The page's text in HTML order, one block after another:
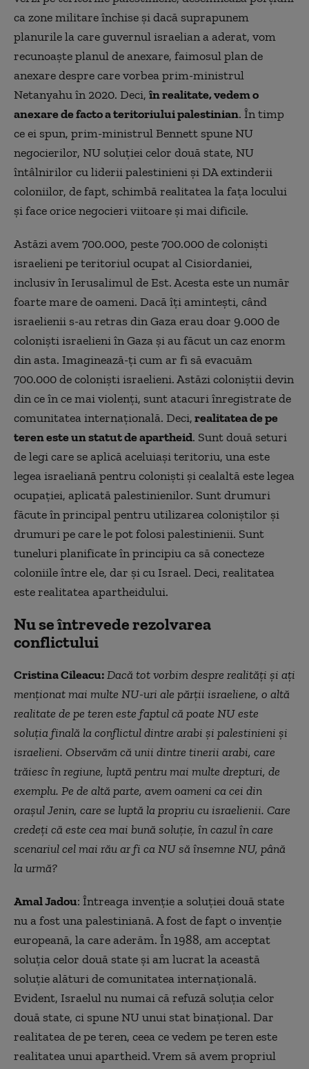
ca zone militare închise şi dacă suprapunem
planurile la care guvernul israelian a aderat, vom
recunoaşte planul de anexare, faimosul plan de
anexare despre care vorbea prim-ministrul
Netanyahu în 2020. Deci,în realitate, vedem o
anexare de facto a teritoriului palestinian. În timp
ce ei spun, prim-ministrul Bennett spune NU
negocierilor, NU soluției celor două state, NU
întâlnirilor cu liderii palestinieni și DA extinderii
coloniilor, de fapt, schimbă realitatea la fața locului
şi face orice negocieri viitoare și mai dificile.
Astăzi avem 700.000, peste 700.000 de coloniști
israelieni pe teritoriul ocupat al Cisiordaniei,
inclusiv în Ierusalimul de Est. Acesta este un număr
foarte mare de oameni. Dacă îţi aminteşti, când
israelienii s-au retras din Gaza erau doar 9.000 de
coloniști israelieni în Gaza și au făcut un caz enorm
din asta. Imaginează-ţi cum ar fi să evacuăm
700.000 de coloniști israelieni. Astăzi coloniştii devin
din ce în ce mai violenţi, sunt atacuri înregistrate de
comunitatea internațională. Deci,realitatea de pe
teren este un statut de apartheid. Sunt două seturi
de legi care se aplică aceluiaşi teritoriu, una este
legea israeliană pentru coloniști și cealaltă este legea
ocupației, aplicată palestinienilor. Sunt drumuri
făcute în principal pentru utilizarea coloniștilor și
drumuri pe care le pot folosi palestinienii. Sunt
tuneluri planificate în principiu ca să conecteze
coloniile între ele, dar și cu Israel. Deci, realitatea
este realitatea apartheidului.
Nu se întrevede rezolvarea
conflictului
Cristina Cileacu:Dacă tot vorbim despre realități și ați
menționat mai multe NU-uri ale părţii israeliene, o altă
realitate de pe teren este faptul că poate NU este
soluția finală la conflictul dintre arabi și palestinieni și
israelieni. Observăm că unii dintre tinerii arabi, care
trăiesc în regiune, luptă pentru mai multe drepturi, de
exemplu. Pe de altă parte, avem oameni ca cei din
oraşul Jenin, care se luptă la propriu cu israelienii. Care
credeți că este cea mai bună soluție, în cazul în care
scenariul cel mai rău ar fi ca NU să însemne NU, până
la urmă?
Amal Jadou: Întreaga invenție a soluției două state
nu a fost una palestiniană. A fost de fapt o invenţie
europeană, la care aderăm. În 1988, am acceptat
soluția celor două state și am lucrat la această
soluție alături de comunitatea internațională.
Evident, Israelul nu numai că refuză soluția celor
două state, ci spune NU unui stat binațional. Dar
realitatea de pe teren, ceea ce vedem pe teren este
realitatea unui apartheid. Vrem să avem propriul